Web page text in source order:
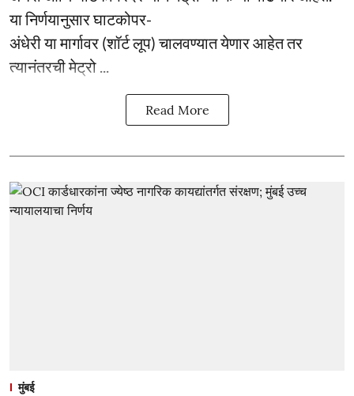
या निर्णयानुसार घाटकोपर-
अंधेरी या मार्गावर (शॉर्ट लूप) चालवण्यात येणार आहेत तर
त्यानंतरची मेट्रो ...
Read More
मुंबई